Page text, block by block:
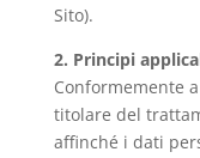
Sito).
2. Principi
Conformemente
titolare del
affinché i dati